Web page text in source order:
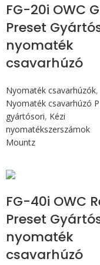
FG-20i OWC
Preset
nyomaték
csavarhúzó
Nyomaték csavarhúzók,
Nyomaték csavarhúzó
gyártósori, Kézi
nyomatékszerszámok
Mountz
FG-40i OWC
Preset
nyomaték
csavarhúzó